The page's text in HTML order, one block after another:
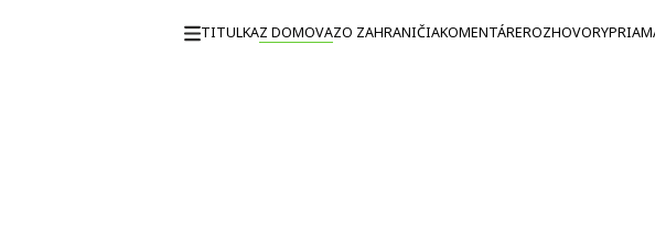
TITULKAZ DOMOVAZO ZAHRANIČIAKOMENTÁREROZHOVORY